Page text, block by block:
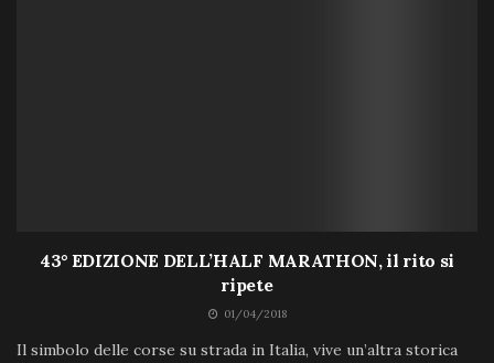
43° EDIZIONE DELL’HALF MARATHON, il rito si
ripete
01/04/2018
Il simbolo delle corse su strada in Italia, vive un’altra storica